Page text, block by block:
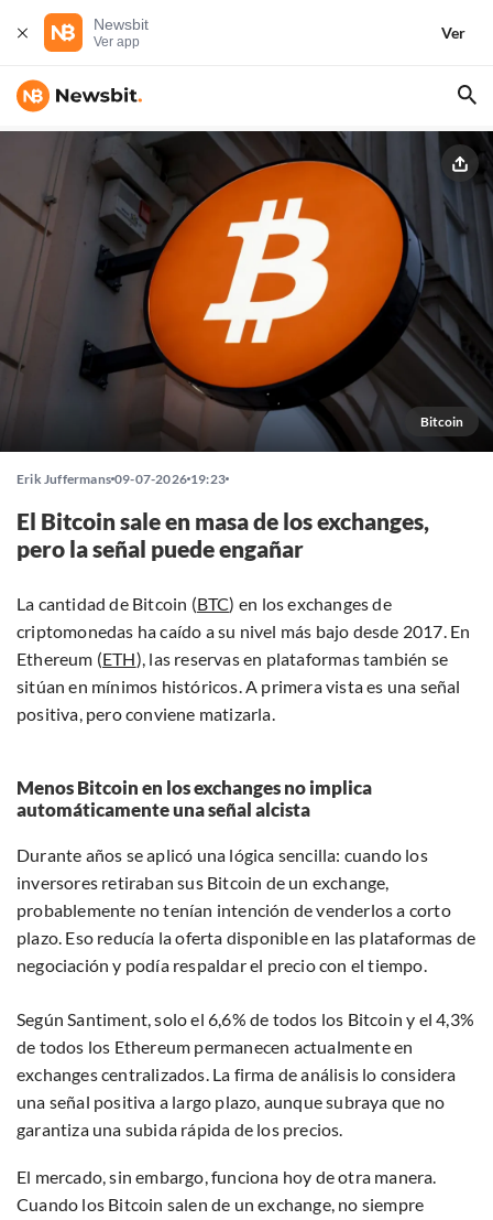
Newsbit
Ver app
Ver
Bitcoin
Erik Juffermans 09-07-2026 19:23
El Bitcoin sale en masa de los exchanges,
pero la señal puede engañar
La cantidad de Bitcoin (BTC)⁠ en los exchanges de
criptomonedas ha caído a su nivel más bajo desde 2017. En
Ethereum (ETH)⁠, las reservas en plataformas también se
sitúan en mínimos históricos. A primera vista es una señal
positiva, pero conviene matizarla.
Menos Bitcoin en los exchanges no implica
automáticamente una señal alcista
Durante años se aplicó una lógica sencilla: cuando los
inversores retiraban sus Bitcoin de un exchange,
probablemente no tenían intención de venderlos a corto
plazo. Eso reducía la oferta disponible en las plataformas de
negociación y podía respaldar el precio con el tiempo.
Según Santiment, solo el 6,6% de todos los Bitcoin y el 4,3%
de todos los Ethereum permanecen actualmente en
exchanges centralizados. La firma de análisis lo considera
una señal positiva a largo plazo, aunque subraya que no
garantiza una subida rápida de los precios.
El mercado, sin embargo, funciona hoy de otra manera.
Cuando los Bitcoin salen de un exchange, no siempre